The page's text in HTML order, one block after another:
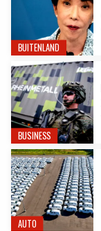
BUITENLAND
BUSINESS
AUTO